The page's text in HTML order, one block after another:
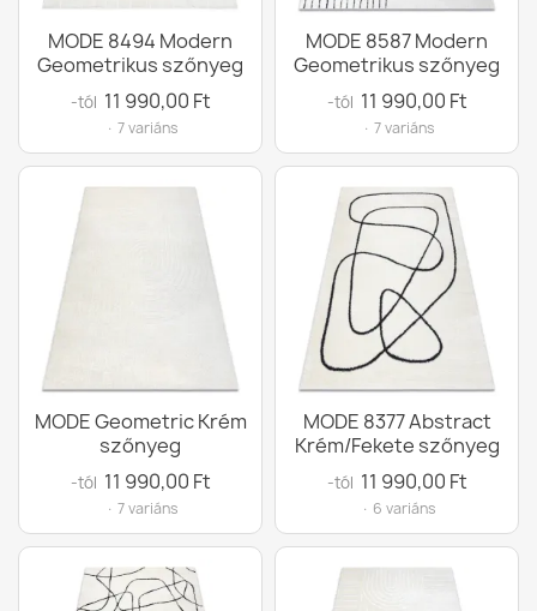
MODE 8494 Modern
Geometrikus szőnyeg
-tól 11 990,00 Ft
· 7 variáns
MODE 8587 Modern
Geometrikus szőnyeg
-tól 11 990,00 Ft
· 7 variáns
MODE Geometric Krém
szőnyeg
-tól 11 990,00 Ft
· 7 variáns
MODE 8377 Abstract
Krém/Fekete szőnyeg
-tól 11 990,00 Ft
· 6 variáns